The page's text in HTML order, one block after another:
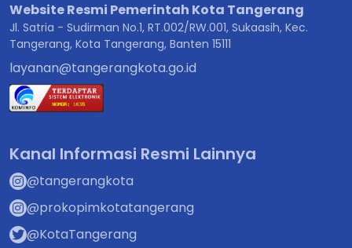
Website Resmi Pemerintah Kota Tangerang
Jl. Satria - Sudirman No.1, RT.002/RW.001, Sukaasih, Kec.
Tangerang, Kota Tangerang, Banten 15111
layanan@tangerangkota.go.id
Kanal Informasi Resmi Lainnya
@tangerangkota
@prokopimkotatangerang
@KotaTangerang